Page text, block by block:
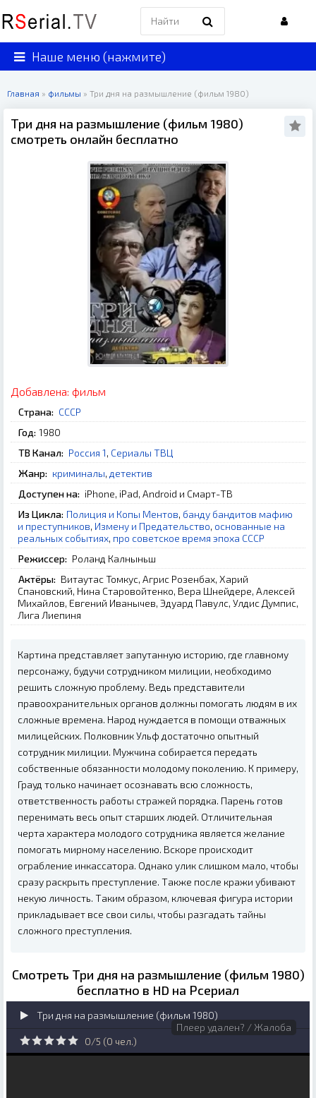
Наше меню (нажмите)
Главная » фильмы » Три дня на размышление (фильм 1980)
Три дня на размышление (фильм 1980)
смотреть онлайн бесплатно
Добавлена: фильм
Страна: СССР
Год: 1980
ТВ Канал: Россия 1, Сериалы ТВЦ
Жанр: криминалы, детектив
Доступен на: iPhone, iPad, Android и Смарт-ТВ
Из Цикла: Полиция и Копы Ментов, банду бандитов мафию
и преступников, Измену и Предательство, основанные на
реальных событиях, про советское время эпоха СССР
Режиссер: Роланд Калныньш
Актёры: Витаутас Томкус, Агрис Розенбах, Харий
Спановский, Нина Старовойтенко, Вера Шнейдере, Алексей
Михайлов, Евгений Иванычев, Эдуард Павулс, Улдис Думпис,
Лига Лиепиня
Картина представляет запутанную историю, где главному
персонажу, будучи сотрудником милиции, необходимо
решить сложную проблему. Ведь представители
правоохранительных органов должны помогать людям в их
сложные времена. Народ нуждается в помощи отважных
милицейских. Полковник Ульф достаточно опытный
сотрудник милиции. Мужчина собирается передать
собственные обязанности молодому поколению. К примеру,
Грауд только начинает осознавать всю сложность,
ответственность работы стражей порядка. Парень готов
перенимать весь опыт старших людей. Отличительная
черта характера молодого сотрудника является желание
помогать мирному населению. Вскоре происходит
ограбление инкассатора. Однако улик слишком мало, чтобы
сразу раскрыть преступление. Также после кражи убивают
некую личность. Таким образом, ключевая фигура истории
прикладывает все свои силы, чтобы разгадать тайны
сложного преступления.
Смотреть Три дня на размышление (фильм 1980)
бесплатно в HD на Рсериал
Три дня на размышление (фильм 1980)
Плеер удален? / Жалоба
0/5 (0 чел.)